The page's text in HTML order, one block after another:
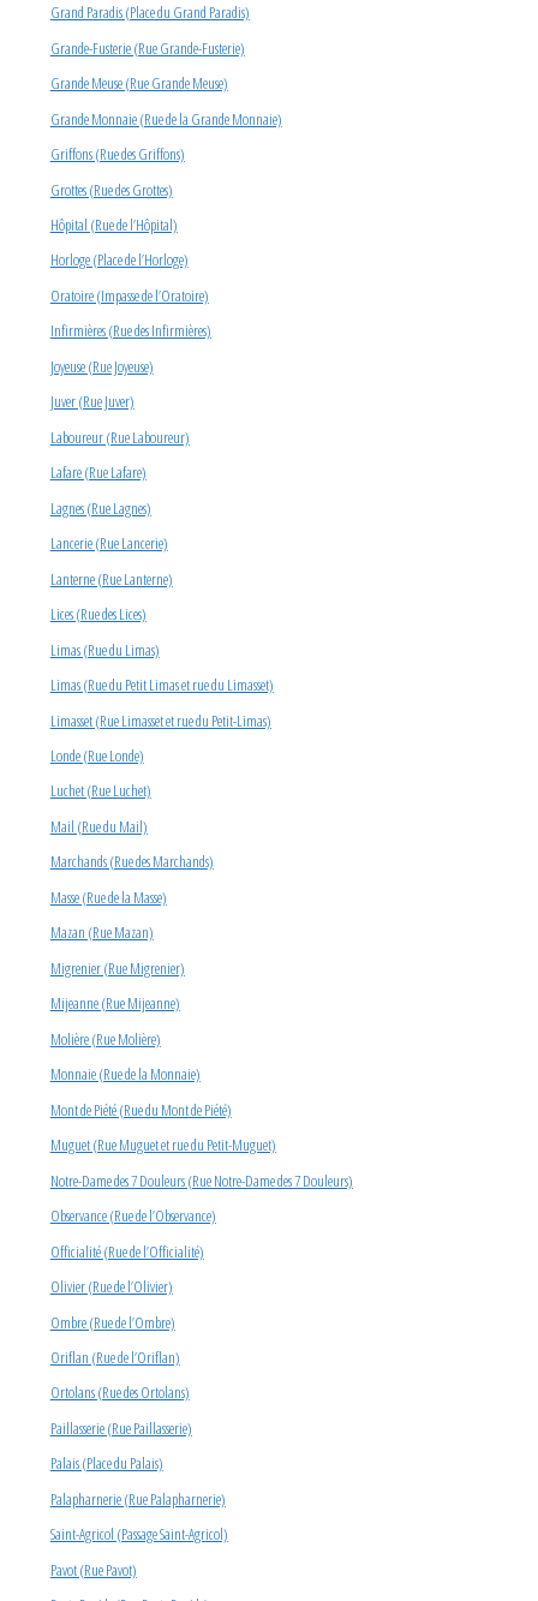
Grand Paradis (Place du Grand Paradis)
Grande-Fusterie (Rue Grande-Fusterie)
Grande Meuse (Rue Grande Meuse)
Grande Monnaie (Rue de la Grande Monnaie)
Griffons (Rue des Griffons)
Grottes (Rue des Grottes)
Hôpital (Rue de l’Hôpital)
Horloge (Place de l’Horloge)
Oratoire (Impasse de l’Oratoire)
Infirmières (Rue des Infirmières)
Joyeuse (Rue Joyeuse)
Juver (Rue Juver)
Laboureur (Rue Laboureur)
Lafare (Rue Lafare)
Lagnes (Rue Lagnes)
Lancerie (Rue Lancerie)
Lanterne (Rue Lanterne)
Lices (Rue des Lices)
Limas (Rue du Limas)
Limas (Rue du Petit Limas et rue du Limasset)
Limasset (Rue Limasset et rue du Petit-Limas)
Londe (Rue Londe)
Luchet (Rue Luchet)
Mail (Rue du Mail)
Marchands (Rue des Marchands)
Masse (Rue de la Masse)
Mazan (Rue Mazan)
Migrenier (Rue Migrenier)
Mijeanne (Rue Mijeanne)
Molière (Rue Molière)
Monnaie (Rue de la Monnaie)
Mont de Piété (Rue du Mont de Piété)
Muguet (Rue Muguet et rue du Petit-Muguet)
Notre-Dame des 7 Douleurs (Rue Notre-Dame des 7 Douleurs)
Observance (Rue de l’Observance)
Officialité (Rue de l’Officialité)
Olivier (Rue de l’Olivier)
Ombre (Rue de l’Ombre)
Oriflan (Rue de l’Oriflan)
Ortolans (Rue des Ortolans)
Paillasserie (Rue Paillasserie)
Palais (Place du Palais)
Palapharnerie (Rue Palapharnerie)
Saint-Agricol (Passage Saint-Agricol)
Pavot (Rue Pavot)